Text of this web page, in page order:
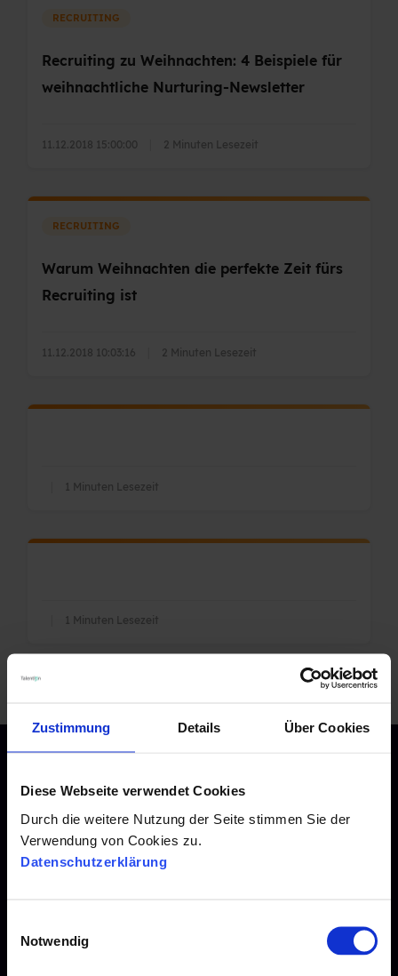
Zustimmung Details Über Cookies
Diese Webseite verwendet Cookies
Durch die weitere Nutzung der Seite stimmen Sie der
Verwendung von Cookies zu.
Datenschutzerklärung
Notwendig
RECRUITING
Recruiting zu Weihnachten: 4 Beispiele für
weihnachtliche Nurturing-Newsletter
11.12.2018 15:00:00 2 Minuten Lesezeit
RECRUITING
Warum Weihnachten die perfekte Zeit fürs
Recruiting ist
11.12.2018 10:03:16 2 Minuten Lesezeit
1 Minuten Lesezeit
1 Minuten Lesezeit
Kontakt
42103 Wuppertal